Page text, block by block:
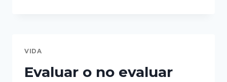
CINE
VIDA
Evaluar o no evaluar